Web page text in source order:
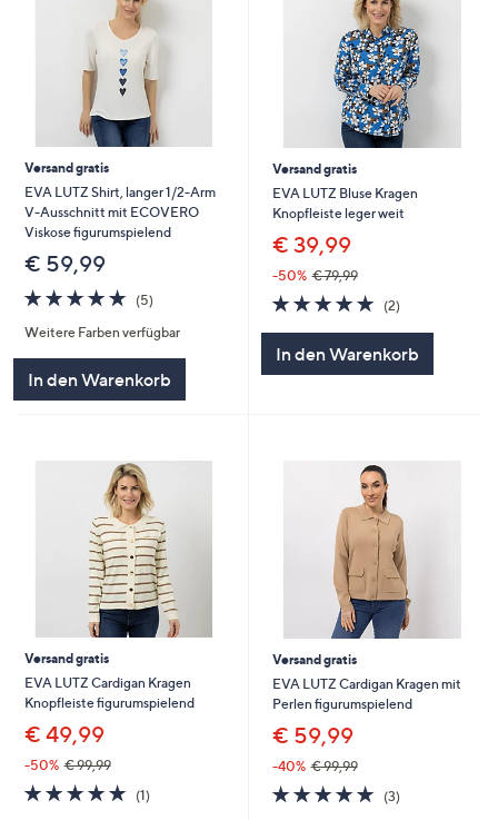
Versand gratis
EVA LUTZ Shirt, langer 1/2-Arm
V-Ausschnitt mit ECOVERO
Viskose figurumspielend
€ 59,99
5.0
von
5
(5)
Weitere Farben verfügbar
In den Warenkorb
Versand gratis
EVA LUTZ Bluse Kragen
Knopfleiste leger weit
€ 39,99
-50% € 79,99
5.0
von
5
(2)
In den Warenkorb
Versand gratis
EVA LUTZ Cardigan Kragen
Knopfleiste figurumspielend
€ 49,99
-50% € 99,99
5.0
von
(1)
Versand gratis
EVA LUTZ Cardigan Kragen mit
Perlen figurumspielend
€ 59,99
-40% € 99,99
5.0
von
(3)